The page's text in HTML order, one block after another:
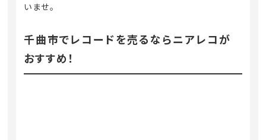
いませ。
千曲市でレコードを売るならニアレコが
おすすめ！